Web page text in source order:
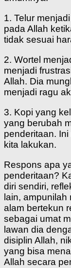
1. Telur
pada Allah
tidak sesuai
2. Wortel
menjadi
Allah. Dia
menjadi ragu
3. Kopi yang
yang berubah
penderitaan.
kita lakukan.
Respons apa
penderitaan?
diri sendiri,
lain,
alam bertekun
sebagai umat
lawan dia
disiplin Allah,
yang bisa
Allah secara